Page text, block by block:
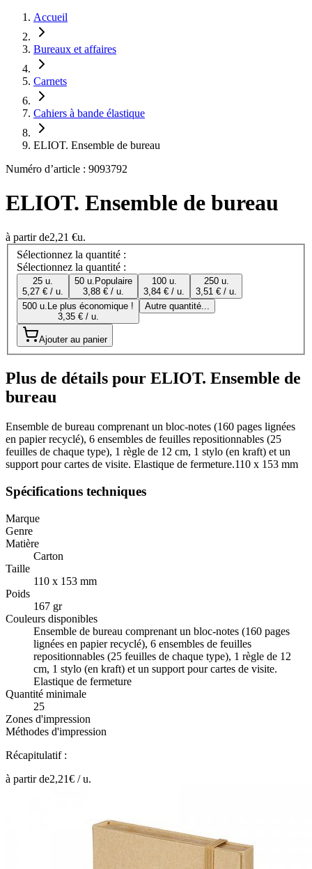
Accueil
Bureaux et affaires
Carnets
Cahiers à bande élastique
ELIOT. Ensemble de bureau
Numéro d’article : 9093792
ELIOT. Ensemble de bureau
à partir de2,21 €u.
Sélectionnez la quantité :
Sélectionnez la quantité :
25 u.
5,27 € / u.
50 u. Populaire
3,88 € / u.
100 u.
3,84 € / u.
250 u.
3,51 € / u.
500 u. Le plus économique !
3,35 € / u.
Autre quantité...
Ajouter au panier
Plus de détails pour ELIOT. Ensemble de
bureau
Ensemble de bureau comprenant un bloc-notes (160 pages lignées
en papier recyclé), 6 ensembles de feuilles repositionnables (25
feuilles de chaque type), 1 règle de 12 cm, 1 stylo (en kraft) et un
support pour cartes de visite. Elastique de fermeture.110 x 153 mm
Spécifications techniques
Marque
Genre
Matière
Carton
Taille
110 x 153 mm
Poids
167 gr
Couleurs disponibles
Ensemble de bureau comprenant un bloc-notes (160 pages
lignées en papier recyclé), 6 ensembles de feuilles
repositionnables (25 feuilles de chaque type), 1 règle de 12
cm, 1 stylo (en kraft) et un support pour cartes de visite.
Elastique de fermeture
Quantité minimale
25
Zones d'impression
Méthodes d'impression
Récapitulatif :
à partir de2,21€ /u.